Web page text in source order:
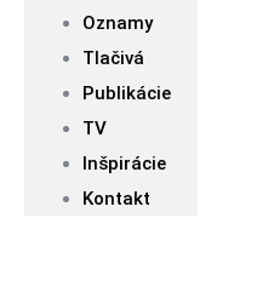
Oznamy
Tlačivá
Publikácie
TV
Inšpirácie
Kontakt